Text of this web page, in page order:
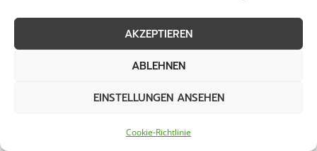
AKZEPTIEREN
ABLEHNEN
EINSTELLUNGEN ANSEHEN
Cookie-Richtlinie
Prävention von Unfällen durch rutschige
Beläge. Gerade in stark frequentierten
Bereichen wie Fußgängerzonen oder
unerlässlich. Durch den Einsatz moderner
Technologien und umweltfreundlicher